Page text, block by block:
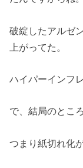
破綻したアルゼ
上がってた。
ハイパーインフ
で、結局のとこ
つまり紙切れ化